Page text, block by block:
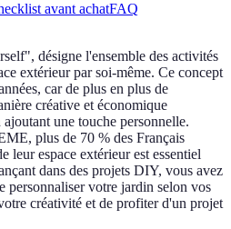
avant achatFAQ
désigne l'ensemble des activités
extérieur par soi-même. Ce concept
car de plus en plus de
créative et économique
une touche personnelle.
plus de 70 % des Français
leur espace extérieur est essentiel
dans des projets DIY, vous avez
personnaliser votre jardin selon vos
créativité et de profiter d'un projet